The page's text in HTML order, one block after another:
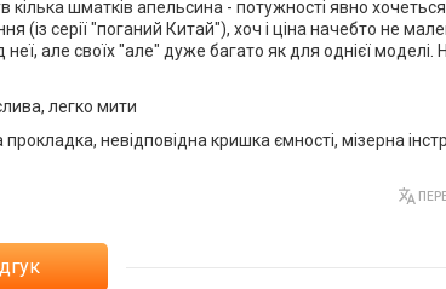
шматків апельсина - потужності явно
(із серії "поганий Китай"), хоч і ціна начебто не
але своїх "але" дуже багато як для однієї
легко мити
невідповідна кришка ємності, мізерна